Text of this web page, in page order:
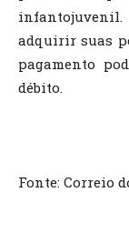
infantojuvenil.
adquirir suas
pagamento
débito.
Fonte: Correio